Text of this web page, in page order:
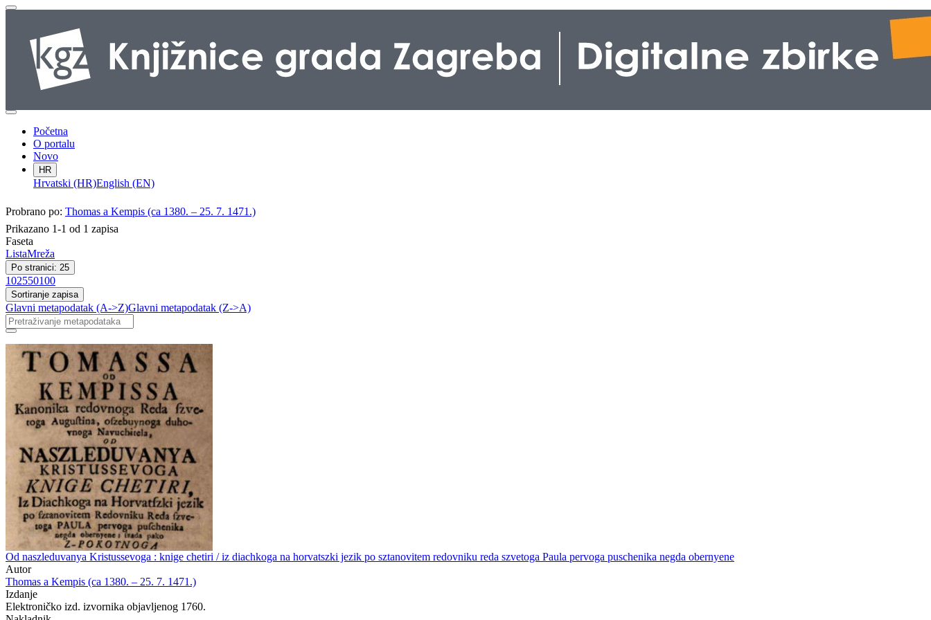
Početna
O portalu
Novo
HR
Hrvatski (HR)English (EN)
Probrano po: Thomas a Kempis (ca 1380. – 25. 7. 1471.)
Prikazano 1-1 od 1 zapisa
Faseta
ListaMreža
Po stranici: 25
102550100
Sortiranje zapisa
Glavni metapodatak (A->Z)Glavni metapodatak (Z->A)
Od naszleduvanya Kristussevoga : knige chetiri / iz diachkoga na horvatszki jezik po sztanovitem redovniku reda szvetoga Paula pervoga puschenika negda obernyene
Autor
Thomas a Kempis (ca 1380. – 25. 7. 1471.)
Izdanje
Elektroničko izd. izvornika objavljenog 1760.